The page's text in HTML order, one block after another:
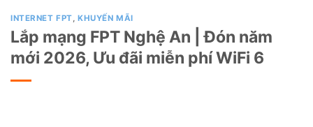
INTERNET FPT,KHUYẾN MÃI
Lắp mạng FPT Nghệ An | Đón năm
mới 2026, Ưu đãi miễn phí WiFi 6